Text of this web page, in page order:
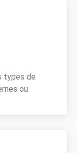
types de
ou